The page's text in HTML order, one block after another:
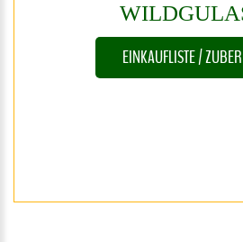
EINKAUFLISTE /